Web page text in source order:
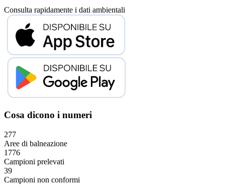
Consulta rapidamente i dati ambientali
Cosa dicono i numeri
277
Aree di balneazione
1776
Campioni prelevati
39
Campioni non conformi